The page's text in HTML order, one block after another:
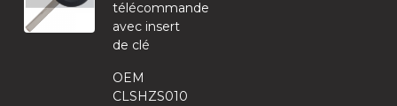
télécommande
avec insert
de clé
OEM
CLSHZS010